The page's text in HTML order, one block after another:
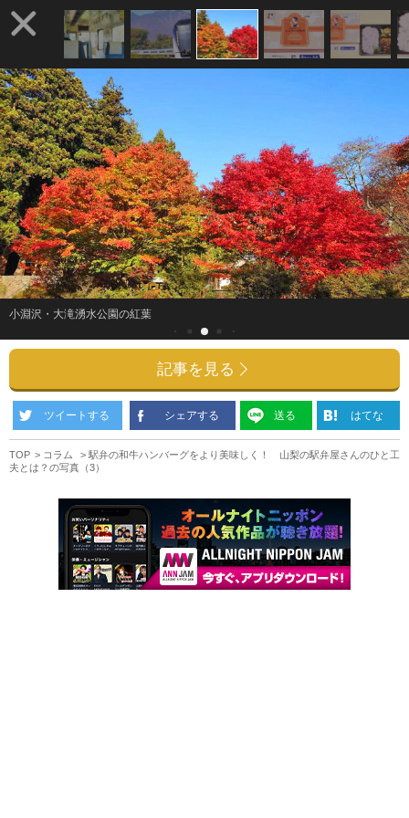
小淵沢・大滝湧水公園の紅葉
記事を見る
ツイートする シェアする 送る はてな
TOP コラム
駅弁の和牛ハンバーグをより美味しく！ 山梨の駅弁屋さんのひと工
夫とは？の写真（3）